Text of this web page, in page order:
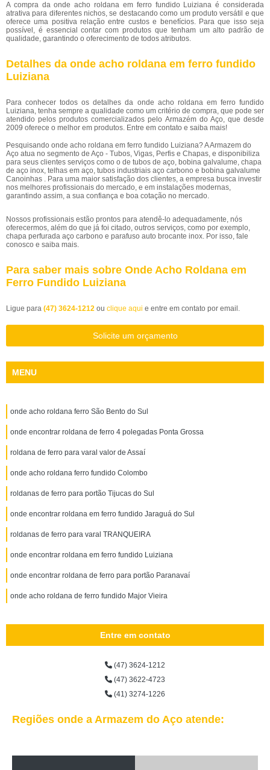
A compra da onde acho roldana em ferro fundido Luiziana é considerada
atrativa para diferentes nichos, se destacando como um produto versátil e que
oferece uma positiva relação entre custos e benefícios. Para que isso seja
possível, é essencial contar com produtos que tenham um alto padrão de
qualidade, garantindo o oferecimento de todos atributos.
Detalhes da onde acho roldana em ferro fundido
Luiziana
Para conhecer todos os detalhes da onde acho roldana em ferro fundido
Luiziana, tenha sempre a qualidade como um critério de compra, que pode ser
atendido pelos produtos comercializados pelo Armazém do Aço, que desde
2009 oferece o melhor em produtos. Entre em contato e saiba mais!
Pesquisando onde acho roldana em ferro fundido Luiziana? A Armazem do
Aço atua no segmento de Aço - Tubos, Vigas, Perfis e Chapas, e disponibiliza
para seus clientes serviços como o de tubos de aço, bobina galvalume, chapa
de aço inox, telhas em aço, tubos industriais aço carbono e bobina galvalume
Canoinhas . Para uma maior satisfação dos clientes, a empresa busca investir
nos melhores profissionais do mercado, e em instalações modernas,
garantindo assim, a sua confiança e boa cotação no mercado.
Nossos profissionais estão prontos para atendê-lo adequadamente, nós
oferecermos, além do que já foi citado, outros serviços, como por exemplo,
chapa perfurada aço carbono e parafuso auto brocante inox. Por isso, fale
conosco e saiba mais.
Para saber mais sobre Onde Acho Roldana em
Ferro Fundido Luiziana
Ligue para (47) 3624-1212 ou clique aqui e entre em contato por email.
Solicite um orçamento
MENU
onde acho roldana ferro São Bento do Sul
onde encontrar roldana de ferro 4 polegadas Ponta Grossa
roldana de ferro para varal valor de Assaí
onde acho roldana ferro fundido Colombo
roldanas de ferro para portão Tijucas do Sul
onde encontrar roldana em ferro fundido Jaraguá do Sul
roldanas de ferro para varal TRANQUEIRA
onde encontrar roldana em ferro fundido Luiziana
onde encontrar roldana de ferro para portão Paranavaí
onde acho roldana de ferro fundido Major Vieira
Entre em contato
(47) 3624-1212
(47) 3622-4723
(41) 3274-1226
Regiões onde a Armazem do Aço atende: